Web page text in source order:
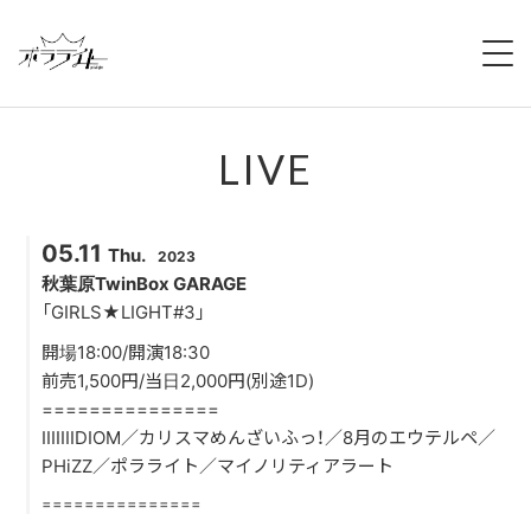
NEWS
MEMBERS
LIVE
LIVE
05.11 Thu. 2023
秋葉原TwinBox GARAGE
「GIRLS★LIGHT#3」
開場18:00/開演18:30
前売1,500円/当日2,000円(別途1D)
===============
IIIIIIIDIOM／カリスマめんざいふっ！／8月のエウテルペ／
PHiZZ／ポラライト／マイノリティアラート
===============